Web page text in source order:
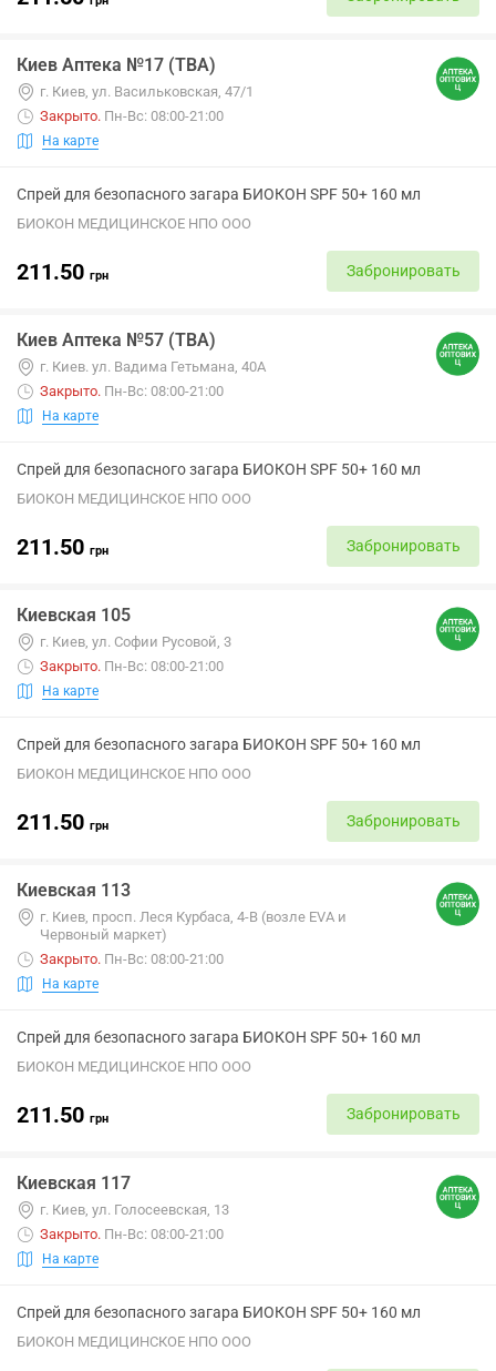
Киев Аптека №17 (ТВА)
г. Киев, ул. Васильковская, 47/1
Закрыто. Пн-Вс: 08:00-21:00
На карте
Спрей для безопасного загара БИОКОН SPF 50+ 160 мл
БИОКОН МЕДИЦИНСКОЕ НПО ООО
211.50 грн Забронировать
Киев Аптека №57 (ТВА)
г. Киев. ул. Вадима Гетьмана, 40А
Закрыто. Пн-Вс: 08:00-21:00
На карте
Спрей для безопасного загара БИОКОН SPF 50+ 160 мл
БИОКОН МЕДИЦИНСКОЕ НПО ООО
211.50 грн Забронировать
Киевская 105
г. Киев, ул. Софии Русовой, 3
Закрыто. Пн-Вс: 08:00-21:00
На карте
Спрей для безопасного загара БИОКОН SPF 50+ 160 мл
БИОКОН МЕДИЦИНСКОЕ НПО ООО
211.50 грн Забронировать
Киевская 113
г. Киев, просп. Леся Курбаса, 4-В (возле EVA и
Червоный маркет)
Закрыто. Пн-Вс: 08:00-21:00
На карте
Спрей для безопасного загара БИОКОН SPF 50+ 160 мл
БИОКОН МЕДИЦИНСКОЕ НПО ООО
211.50 грн Забронировать
Киевская 117
г. Киев, ул. Голосеевская, 13
Закрыто. Пн-Вс: 08:00-21:00
На карте
Спрей для безопасного загара БИОКОН SPF 50+ 160 мл
БИОКОН МЕДИЦИНСКОЕ НПО ООО